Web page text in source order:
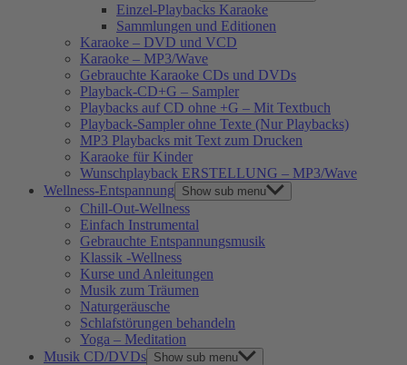
Einzel-Playbacks Karaoke
Sammlungen und Editionen
Karaoke – DVD und VCD
Karaoke – MP3/Wave
Gebrauchte Karaoke CDs und DVDs
Playback-CD+G – Sampler
Playbacks auf CD ohne +G – Mit Textbuch
Playback-Sampler ohne Texte (Nur Playbacks)
MP3 Playbacks mit Text zum Drucken
Karaoke für Kinder
Wunschplayback ERSTELLUNG – MP3/Wave
Wellness-Entspannung
Show sub menu
Chill-Out-Wellness
Einfach Instrumental
Gebrauchte Entspannungsmusik
Klassik -Wellness
Kurse und Anleitungen
Musik zum Träumen
Naturgeräusche
Schlafstörungen behandeln
Yoga – Meditation
Musik CD/DVDs Show sub menu